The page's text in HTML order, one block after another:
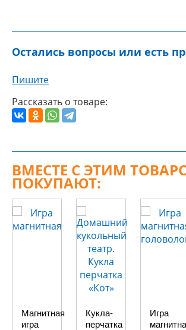
Остались вопросы или есть
Пишите
Рассказать о товаре:
ВМЕСТЕ С ЭТИМ
ПОКУПАЮТ:
Магнитная
игра
Кукла-
перчатка
Игра